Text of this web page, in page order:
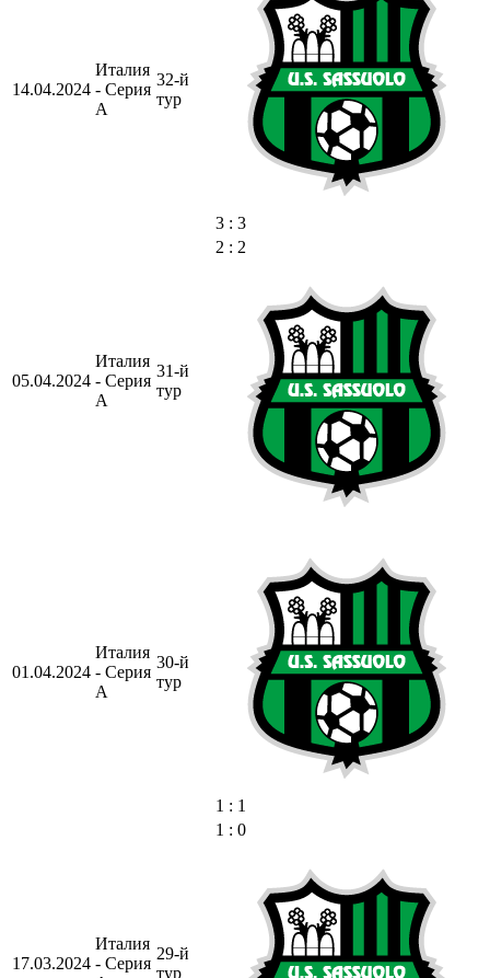
14.04.2024
Италия
- Серия
А
32-й
тур
3 : 3
05.04.2024
Италия
- Серия
А
31-й
тур
2 : 2
01.04.2024
Италия
- Серия
А
30-й
тур
1 : 1
17.03.2024
Италия
- Серия
29-й
тур
1 : 0